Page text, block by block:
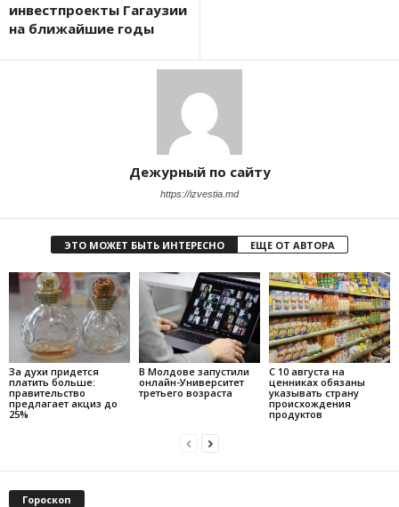
инвестпроекты Гагаузии
на ближайшие годы
Дежурный по сайту
https://izvestia.md
ЭТО МОЖЕТ БЫТЬ ИНТЕРЕСНО ЕЩЕ ОТ АВТОРА
За духи придется
платить больше:
правительство
предлагает акциз до
25%
В Молдове запустили
онлайн-Университет
третьего возраста
С 10 августа на
ценниках обязаны
указывать страну
происхождения
продуктов
Гороскоп